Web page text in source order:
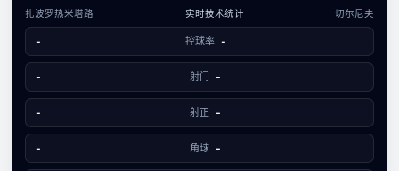
乌克兰甲级联赛
已结束
扎波罗热米塔路
0
数据视图
-
文字数据同步 切尔尼夫
0
扎波罗热米塔路 实时技术统计 切尔尼夫
- 控球率 -
- 射门 -
- 射正 -
- 角球 -